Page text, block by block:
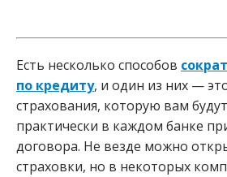
Есть несколько способов
по кредиту, и один из них —
страхования, которую вам
практически в каждом банке
договора. Не везде можно
страховки, но в некоторых